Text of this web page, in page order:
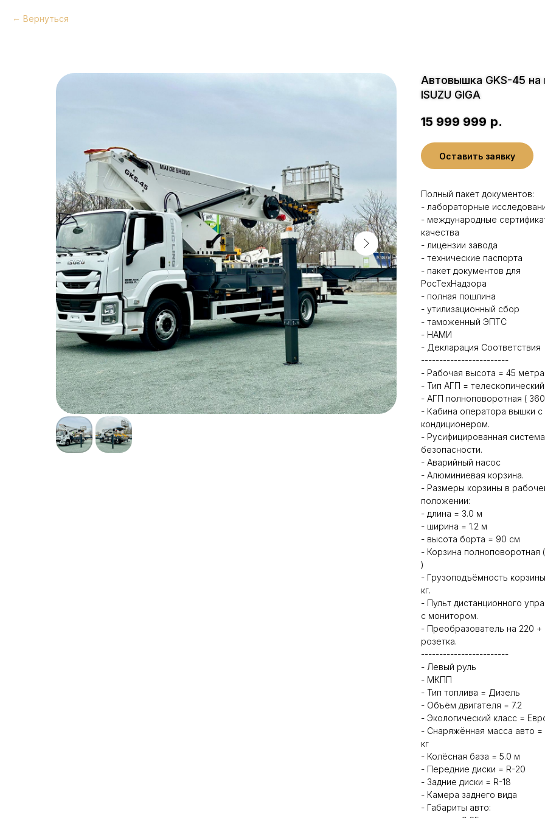
Вернуться
Автовышка GKS-45 на
ISUZU GIGA
15 999 999 р.
Оставить заявку
Полный пакет документов:
- лабораторные
- международные
качества
- лицензии завода
- технические паспорта
- пакет документов для
РосТехНадзора
- полная пошлина
- утилизационный сбор
- таможенный ЭПТС
- НАМИ
- Декларация Соответствия
------------------------
- Рабочая высота = 45 метра.
- Тип АГП = телескопический.
- АГП полноповоротная ( 360
- Кабина оператора вышки с
кондиционером.
- Русифицированная система
безопасности.
- Аварийный насос
- Алюминиевая корзина.
- Размеры корзины в
положении:
- длина = 3.0 м
- ширина = 1.2 м
- высота борта = 90 см
- Корзина полноповоротная
)
- Грузоподъёмность
кг.
- Пульт дистанционного
с монитором.
- Преобразователь на 220 +
розетка.
------------------------
- Левый руль
- МКПП
- Тип топлива = Дизель
- Объём двигателя = 7.2
- Экологический класс =
- Снаряжённая масса авто =
кг
- Колёсная база = 5.0 м
- Передние диски = R-20
- Задние диски = R-18
- Камера заднего вида
- Габариты авто: